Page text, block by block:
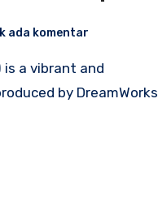
ada komentar
by DreamWorks